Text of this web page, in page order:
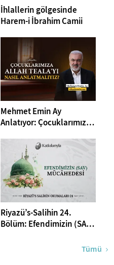
İhlallerin gölgesinde
Harem-i İbrahim Camii
Mehmet Emin Ay
Anlatıyor: Çocuklarımıza
Anlatmalıyız?
Riyazü’s-Salihin 24.
Bölüm: Efendimizin (SAV)
Tümü